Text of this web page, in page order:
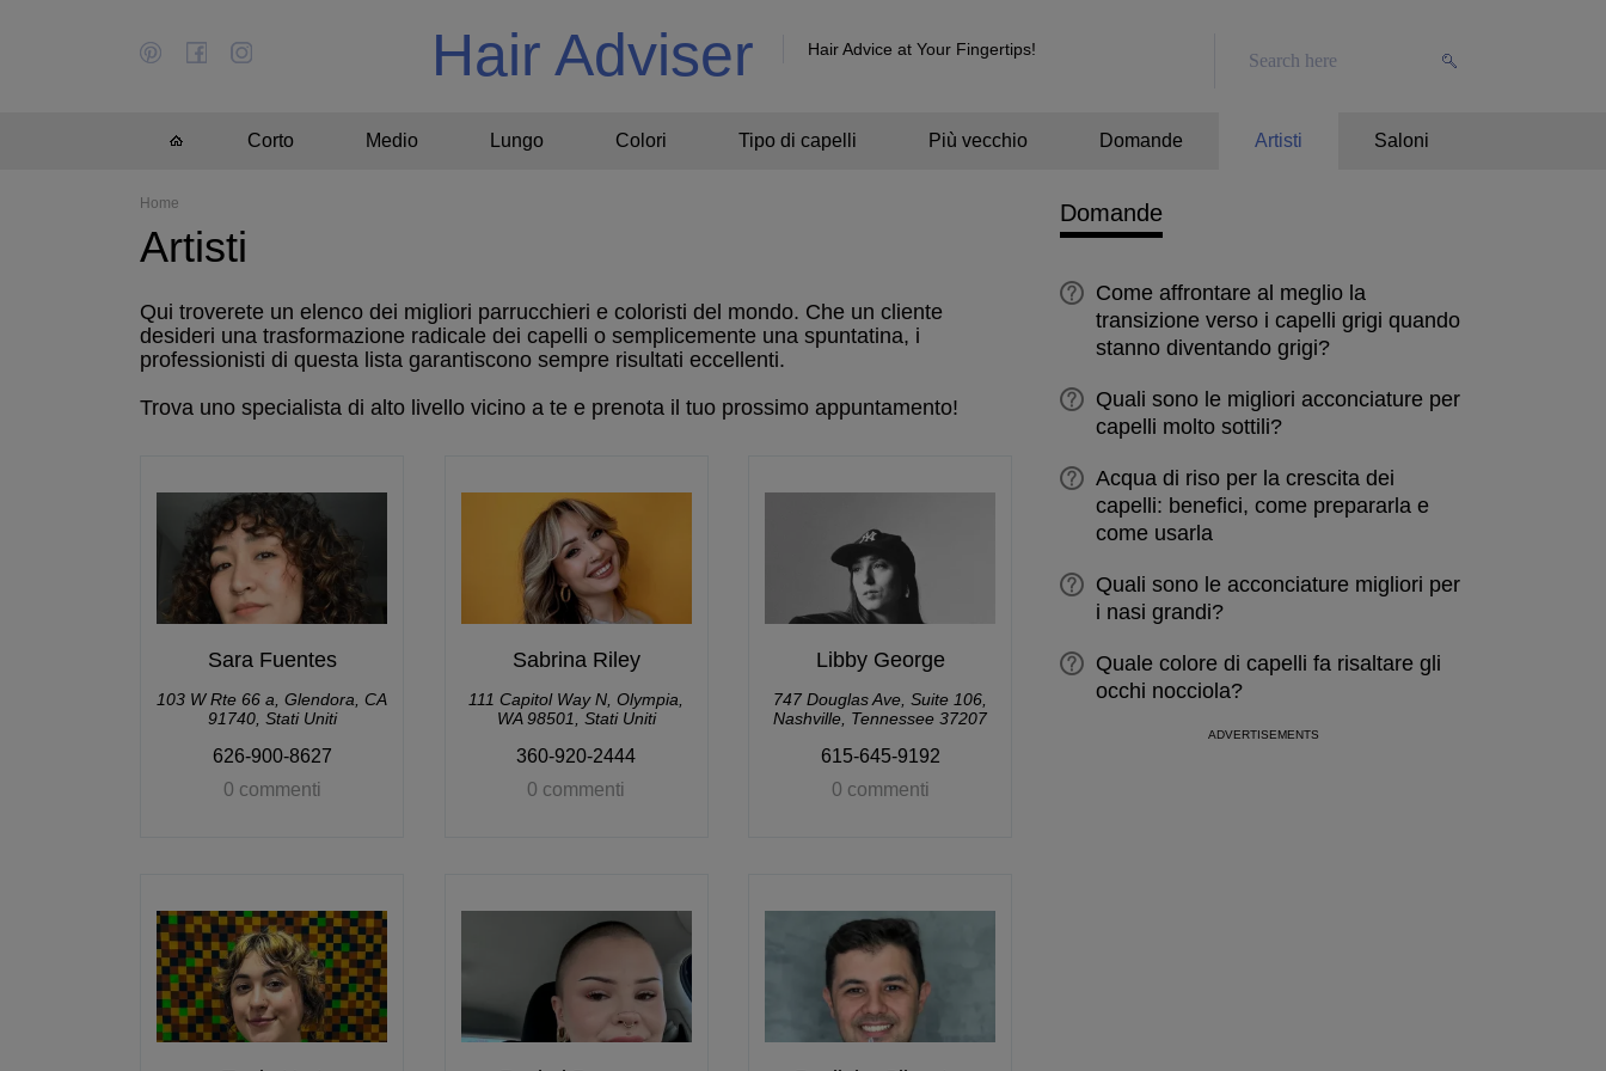
Hair Adviser Hair Advice at Your Fingertips!
Corto Medio Lungo Colori Tipo di capelli Più vecchio Domande Artisti Saloni
Home
Artisti
Qui troverete un elenco dei migliori parrucchieri e coloristi del mondo. Che un cliente
desideri una trasformazione radicale dei capelli o semplicemente una spuntatina, i
professionisti di questa lista garantiscono sempre risultati eccellenti.
Trova uno specialista di alto livello vicino a te e prenota il tuo prossimo appuntamento!
Sara Fuentes
103 W Rte 66 a, Glendora, CA
91740, Stati Uniti
626-900-8627
0 commenti
Sabrina Riley
111 Capitol Way N, Olympia,
WA 98501, Stati Uniti
360-920-2444
0 commenti
Libby George
747 Douglas Ave, Suite 106,
Nashville, Tennessee 37207
615-645-9192
0 commenti
Domande
Come affrontare al meglio la
transizione verso i capelli grigi quando
stanno diventando grigi?
Quali sono le migliori acconciature per
capelli molto sottili?
Acqua di riso per la crescita dei
capelli: benefici, come prepararla e
come usarla
Quali sono le acconciature migliori per
i nasi grandi?
Quale colore di capelli fa risaltare gli
occhi nocciola?